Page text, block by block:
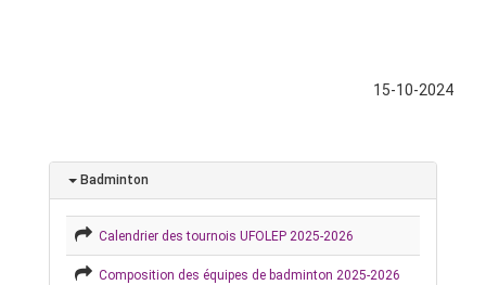
15-10-2024
Badminton
Calendrier des tournois UFOLEP 2025-2026
Composition des équipes de badminton 2025-2026